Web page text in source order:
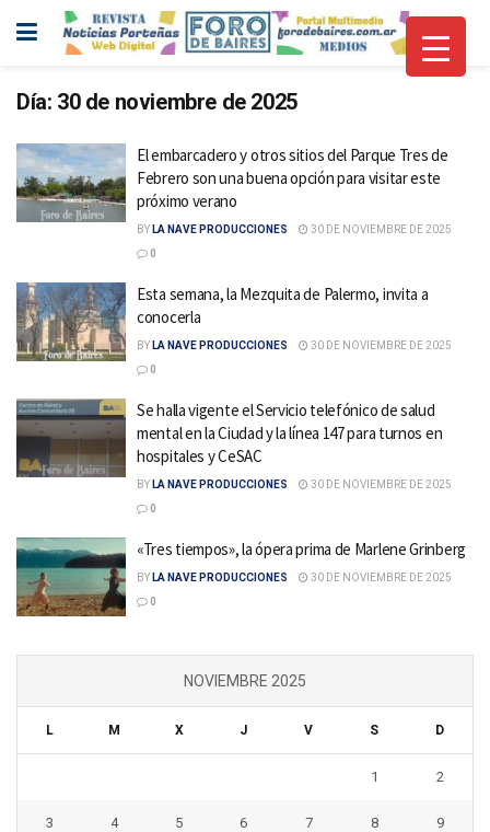
Día: 30 de noviembre de 2025
El embarcadero y otros sitios del Parque Tres de
Febrero son una buena opción para visitar este
próximo verano
BY LA NAVE PRODUCCIONES
30 DE NOVIEMBRE DE 2025
0
Esta semana, la Mezquita de Palermo, invita a
conocerla
BY LA NAVE PRODUCCIONES
30 DE NOVIEMBRE DE 2025
0
Se halla vigente el Servicio telefónico de salud
mental en la Ciudad y la línea 147 para turnos en
hospitales y CeSAC
BY LA NAVE PRODUCCIONES
30 DE NOVIEMBRE DE 2025
0
«Tres tiempos», la ópera prima de Marlene Grinberg
BY LA NAVE PRODUCCIONES
30 DE NOVIEMBRE DE 2025
0
NOVIEMBRE 2025
L M X J V S D
1 2
3 4 5 6 7 8 9